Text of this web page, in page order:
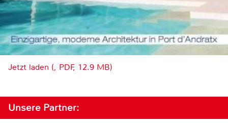
Jetzt laden (, PDF, 12.9 MB)
Unsere Partner: